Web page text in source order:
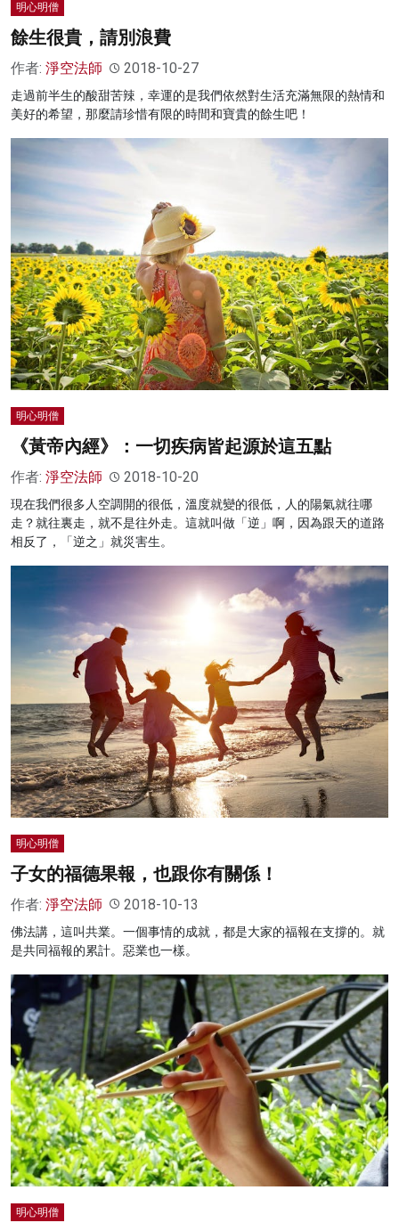
明心明僧
餘生很貴，請別浪費
作者: 淨空法師 2018-10-27
走過前半生的酸甜苦辣，幸運的是我們依然對生活充滿無限的熱情和
美好的希望，那麼請珍惜有限的時間和寶貴的餘生吧！
明心明僧
《黃帝內經》：一切疾病皆起源於這五點
作者: 淨空法師 2018-10-20
現在我們很多人空調開的很低，溫度就變的很低，人的陽氣就往哪
走？就往裏走，就不是往外走。這就叫做「逆」啊，因為跟天的道路
相反了，「逆之」就災害生。
明心明僧
子女的福德果報，也跟你有關係！
作者: 淨空法師 2018-10-13
佛法講，這叫共業。一個事情的成就，都是大家的福報在支撐的。就
是共同福報的累計。惡業也一樣。
明心明僧